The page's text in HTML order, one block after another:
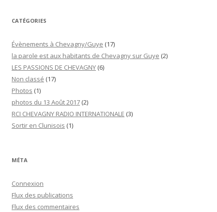
CATÉGORIES
Évènements à Chevagny/Guye (17)
la parole est aux habitants de Chevagny sur Guye (2)
LES PASSIONS DE CHEVAGNY (6)
Non classé (17)
Photos (1)
photos du 13 Août 2017 (2)
RCI CHEVAGNY RADIO INTERNATIONALE (3)
Sortir en Clunisois (1)
MÉTA
Connexion
Flux des publications
Flux des commentaires